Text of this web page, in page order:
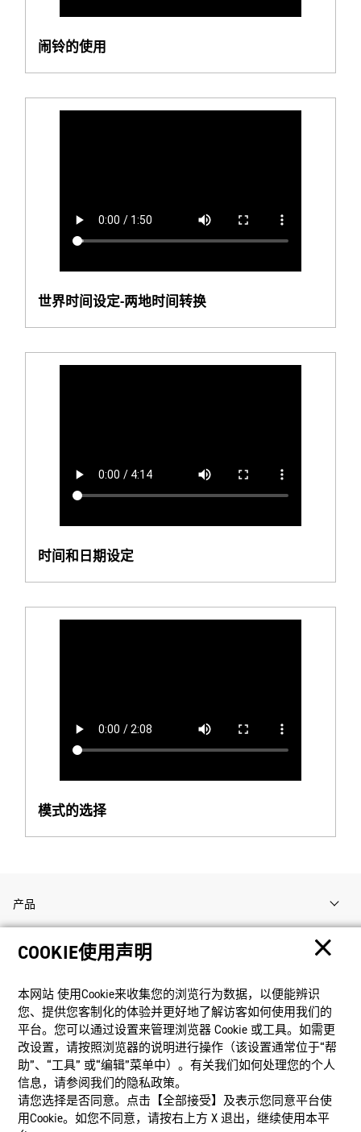
闹铃的使用
世界时间设定-两地时间转换
时间和日期设定
模式的选择
产品
客户支持
资讯
社交媒体
COOKIE使用声明
本网站 使⽤Cookie来收集您的浏览⾏为数据，以便能辨识
您、提供您客制化的体验并更好地了解访客如何使⽤我们的
平台。您可以通过设置来管理浏览器 Cookie 或⼯具。如需更
改设置，请按照浏览器的说明进⾏操作（该设置通常位于“帮
助”、“⼯具” 或“编辑”菜单中）。有关我们如何处理您的个⼈
信息，请参阅我们的隐私政策。
请您选择是否同意。点击【全部接受】及表示您同意平台使
用Cookie。如您不同意，请按右上⽅ X 退出，继续使⽤本平